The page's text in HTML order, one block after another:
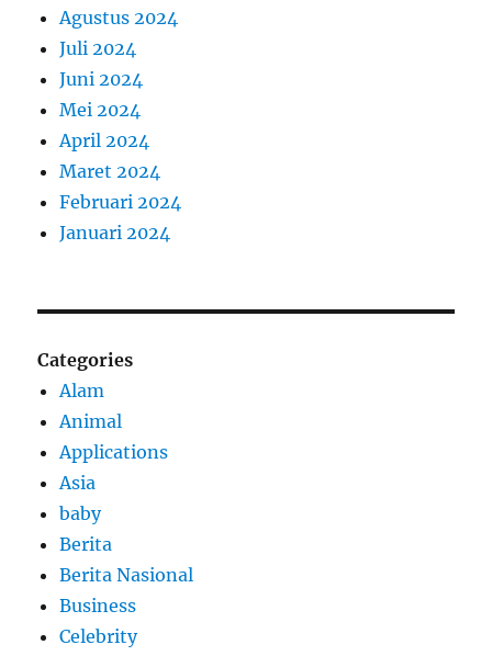
Agustus 2024
Juli 2024
Juni 2024
Mei 2024
April 2024
Maret 2024
Februari 2024
Januari 2024
Categories
Alam
Animal
Applications
Asia
baby
Berita
Berita Nasional
Business
Celebrity